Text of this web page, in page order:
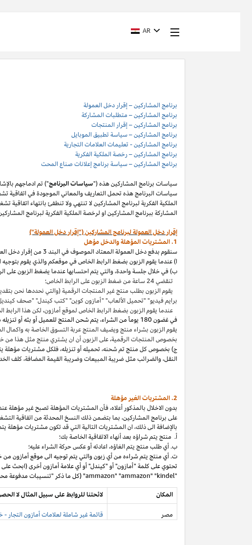
AR
برنامج المشاركين – إقرار دخل العمولة
برنامج المشاركين – متطلبات المشاركة
برنامج المشاركين – إقرار المنتجات
برنامج المشاركين – سياسة تطبيق الموبايل
برنامج المشاركين - تعليمات العلامات التجارية
برنامج المشاركين – رخصة الملكية الفكرية
برنامج المشاركين – سياسة برنامج إعلانات صناع المحت
سياسات برنامج المشاركين هذه ("سياسات البرنامج") تم ادماجهم
سياسات البرنامج هذه تحمل التعاريف والمعاني الموجودة في اتفاقية
المشاركة ببرنامج المشاركين او لرخصة الملكية الفكرية لبرنامج
إقرار دخل العمولة لبرنامج المشاركين ("إقرار دخل العمولة")
1. المشتريات المؤهلة والدخل مؤهل
سنقوم بدفع دخل العمولة المعتاد الموصوف في البند 3 من إقرار دخل العمولة هذا بالاتصال مع المشتريات المؤهلة
ا) عندما يقوم الزبون بضغط الرابط الخاص في موقعكم والذي يقوم بتوجيه
ب) في خلال جلسة واحدة،والتي يتم احتسابها عندما يضغط الزبون على
تنقضي 24 ساعة من ضغط الزبون على الرابط الخاص؛
يقوم الزبون بطلب منتج غير المنتجات الرقمية (والتي نحددها نحن
برايم فيديو" "تحميل الألعاب" "أمازون كوين" "كتب كيندل" "صحف
عندما يقوم الزبون بضغط الرابط الخاص لموقع أمازون، لكن هذا الرابط
في غضون180 يوماً من الشراء، يتم شحن المنتج للعميل أو بثه أو تنزيله من قبله، ودفعه لثمنه
يقوم الزبون بشراء منتج ويضيف المنتج عربة التسوق الخاصة به واكمال الطلب خلال 89 يوما كموعد أقصاه بعد الضغط على
بخصوص المنتجات الرقمية،على الزبون أن ان يشتري منتج مثل هذا من
ج) بخصوص كل منتج تم شحنه، تحميله أو تنزيله،فلكل مشتريات مؤهلة
النقل،والضرائب مثل ضريبة المبيعات وضريبة القيمة المضافة، كلف
2. المشتريات
الغير مؤهلة
بدون الاخلال بالمذكور أعلاه،فأن المشتريات المؤهلة تصبح غير مؤهلة
على برنامج المشاركين، بما بتضمن ذلك النسخ المحدثة من اتفاقية
بالإضافة الى ذلك، ان المشتريات التالية التي قد تكون مشتريات مؤهلة
أ. منتج يتمشراؤه بعد أنهاء الاتفاقية الخاصة بك؛
ب. أي طلب منتج يتم الغاؤه، اعادته أو عكس حركة الشراء عليه؛
ت. أي منتج يتم شراءه من أي زبون والتي يتم توجيه الى موقع أمازون من
تحتوي على كلمة "أمازون" أو "كيندل" أو أي علامة أمازون أخرى (ابحث على
"ammazon" "ammazon" "kindel" (كل ما ذكر "تنسيبات مدفوعة محظورة").
المكان
لائحتنا للروابط على سبيل المثال لا
مصر قائمة غير شاملة لعلامات أمازون التجار -